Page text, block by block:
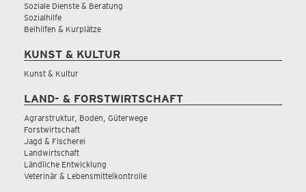
Soziale Dienste & Beratung
Sozialhilfe
Beihilfen & Kurplätze
KUNST & KULTUR
Kunst & Kultur
LAND- & FORSTWIRTSCHAFT
Agrarstruktur, Boden, Güterwege
Forstwirtschaft
Jagd & Fischerei
Landwirtschaft
Ländliche Entwicklung
Veterinär & Lebensmittelkontrolle